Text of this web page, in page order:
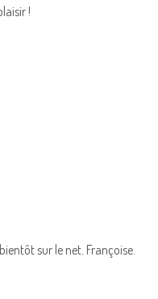
!
sur le net. Françoise.